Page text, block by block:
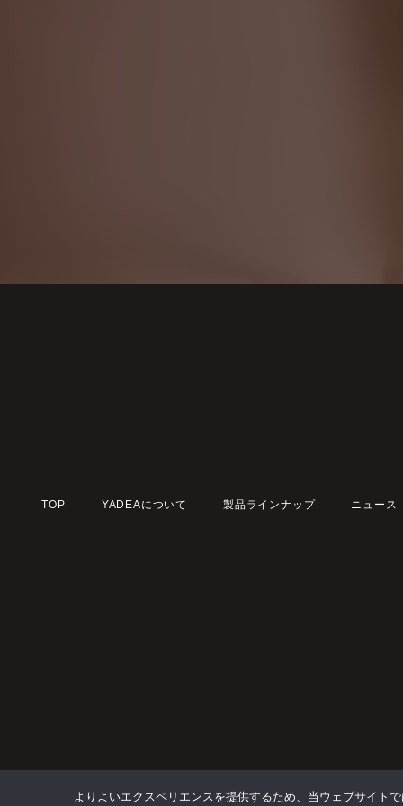
TOP YADEAについて 製品ラインナップ ニュース
よりよいエクスペリエンスを提供するため、当ウェブサイト